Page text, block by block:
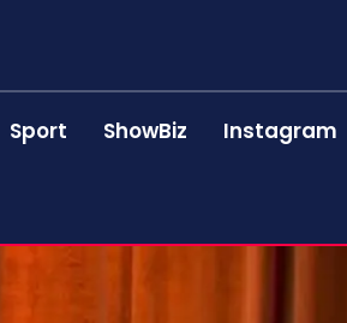
Sport ShowBiz Instagram